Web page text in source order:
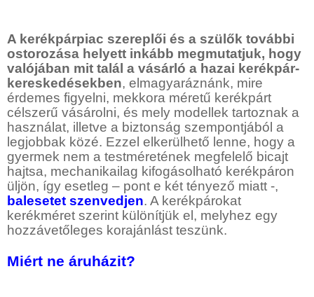
A kerékpárpiac szereplői és a szülők további
ostorozása helyett inkább megmutatjuk, hogy
valójában mit talál a vásárló a hazai kerékpár-
kereskedésekben, elmagyaráznánk, mire
érdemes figyelni, mekkora méretű kerékpárt
célszerű vásárolni, és mely modellek tartoznak a
használat, illetve a biztonság szempontjából a
legjobbak közé. Ezzel elkerülhető lenne, hogy a
gyermek nem a testméretének megfelelő bicajt
hajtsa, mechanikailag kifogásolható kerékpáron
üljön, így esetleg – pont e két tényező miatt -,
balesetet szenvedjen. A kerékpárokat
kerékméret szerint különítjük el, melyhez egy
hozzávetőleges korajánlást teszünk.
Miért ne áruházit?